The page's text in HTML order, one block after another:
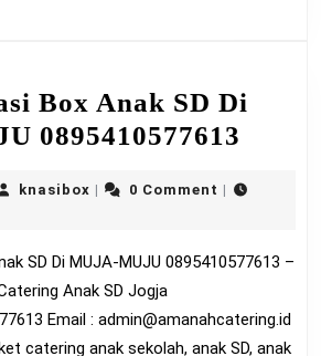
Box Anak SD Di
0895410577613
Box
SD
knasiboxknasibox0 Comment
Anak SD Jogja
Email : admin@amanahcatering.id
catering anak sekolah, anak SD, anak